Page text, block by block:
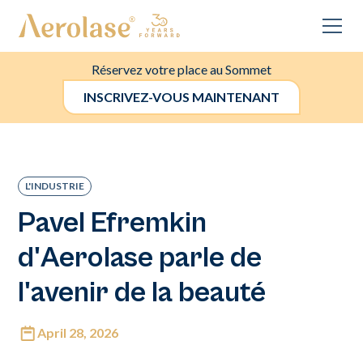
Réservez votre place au Sommet
INSCRIVEZ-VOUS MAINTENANT
L'INDUSTRIE
Pavel Efremkin
d'Aerolase parle de
l'avenir de la beauté
April 28, 2026